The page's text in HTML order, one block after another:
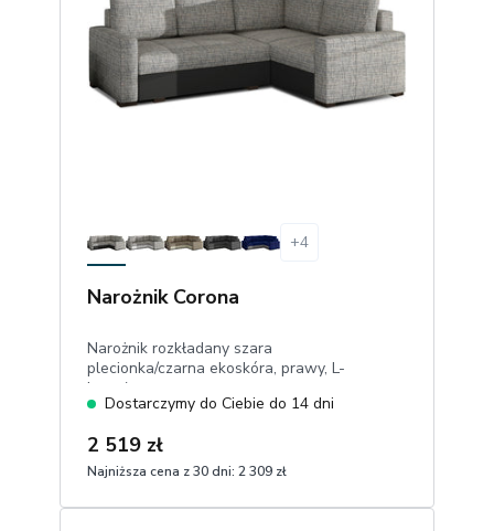
+4
Narożnik Corona
Narożnik rozkładany szara
plecionka/czarna ekoskóra, prawy, L-
kształtny
Dostarczymy do Ciebie do 14 dni
2 519 zł
Najniższa cena z 30 dni: 2 309 zł
1